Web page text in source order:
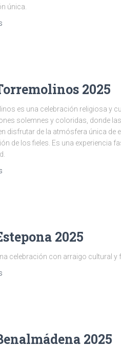
única.
2025
es una celebración religiosa y
solemnes y coloridas, donde
disfrutar de la atmósfera única de
de los fieles. Es una experiencia
2025
celebración con arraigo cultural y
2025